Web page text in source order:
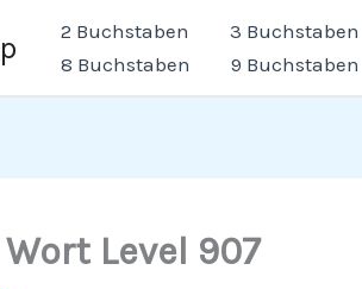
2 Buchstaben 3 Buchstaben
8 Buchstaben
9 Buchstaben
Level 907